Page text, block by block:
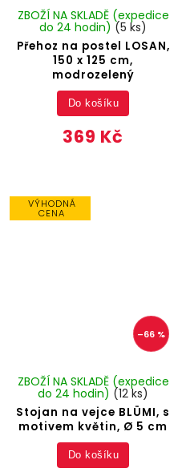
Přehoz na postel LOSAN,
150 x 125 cm,
modrozelený
ZBOŽÍ NA SKLADĚ (expedice
do 24 hodin) (5 ks)
369 Kč
Do košíku
VÝHODNÁ
CENA
–66 %
Stojan na vejce BLÜMI, s
motivem květin, Ø 5 cm
ZBOŽÍ NA SKLADĚ (expedice
do 24 hodin) (12 ks)
Do košíku